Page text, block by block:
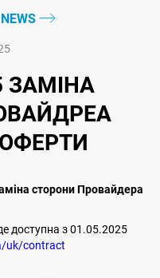
ЗАМІНА
сторони Провайдера
доступна з 01.05.2025
uk/contract